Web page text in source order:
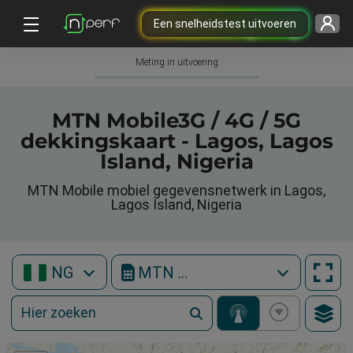
Een snelheidstest uitvoeren
Meting in uitvoering
MTN Mobile3G / 4G / 5G
dekkingskaart - Lagos, Lagos
Island, Nigeria
MTN Mobile mobiel gegevensnetwerk in Lagos,
Lagos Island, Nigeria
NG MTN Mobile